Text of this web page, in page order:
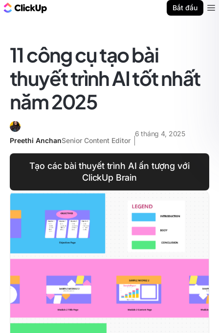
Bắt đầu
11 công cụ tạo bài
thuyết trình AI tốt nhất
năm 2025
Preethi AnchanSenior Content Editor
6 tháng 4, 2025
Tạo các bài thuyết trình AI ấn tượng với
ClickUp Brain